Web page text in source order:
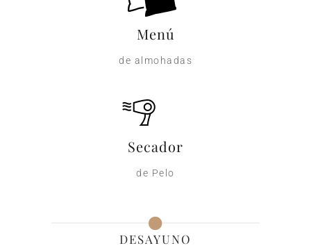
Menú
de almohadas​
Secador
de Pelo​
DESAYUNO